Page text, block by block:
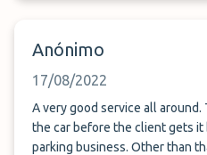
Anónimo
17/08/2022
A very good service all around. They should offer washing
the car before the client gets it
parking business. Other than